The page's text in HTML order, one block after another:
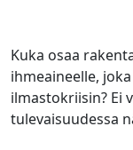
Kuka osaa
ihmeaineelle,
ilmastokriisin? Ei
tulevaisuudessa